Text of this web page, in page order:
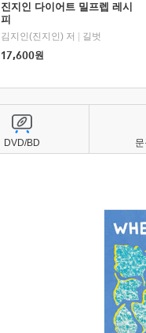
진지인 다이어트 밀프렙 레시
피
김지인(진지인) 저
길벗
17,600원
DVD/BD